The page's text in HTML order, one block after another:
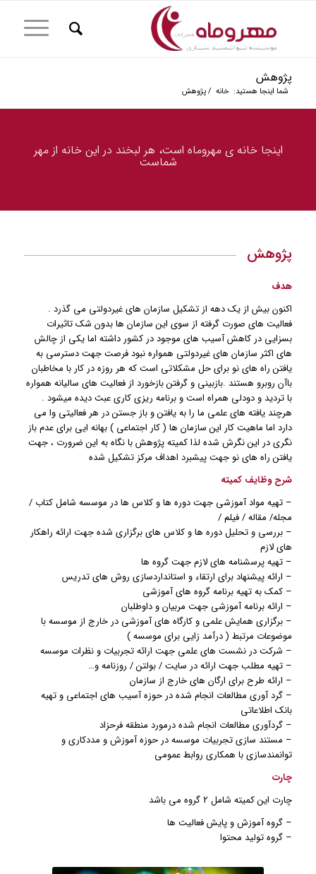
پژوهش
شما اینجا هستید: خانه / پژوهش
اینجا خانه ی مهروماه است، هر لبخند در این خانه از مهر
شماست
پژوهش
هدف
اکنون بیش از یک دهه از تشکیل سازمان های غیردولتی می گذرد .
فعالیت های صورت گرفته از سوی این سازمان ها بدون شک تاثیرات
بسزایی در کاهش آسیب های موجود در کشور داشته اما یکی از چالش
های اکثر سازمان های غیردولتی همواره نبود فرصت جهت دسترسی به
یافتن راه های نو برای حل مشکلاتی است که هر روزه در کار با مخاطبان
باآن روبرو هستند .بازبینی و گرفتن بازخورد از فعالیت های سالیانه همواره
با تردید و دودلی همراه است و برنامه ریزی کاری عبث دیده میشود .
هرچند یافته های علمی ما را به یافتن و باز جستن در هر فعالیتی وا می
دارد اما ماهیت کار این سازمان ها ( کار اجتماعی ) بهانه ایی برای عدم باز
نگری در این نگرش شده لذا کمیته پژوهش با نگاه به این ضرورت ، جهت
یافتن راه های نو جهت پیشبرد اهداف مرکز تشکیل شده
شرح وظایف کمیته
– تهیه مواد آموزشی جهت دوره ها و کلاس ها در موسسه شامل کتاب /
مجله/ مقاله / فیلم /
– بررسی و تحلیل دوره ها و کلاس های برگزاری شده جهت ارائه راهکار
های لازم
– تهیه پرسشنامه های لازم جهت گروه ها
– ارائه پیشنهاد برای ارتقاء و استانداردسازی روش های تدریس
– کمک به تهیه برنامه گروه های آموزشی
– ارائه برنامه آموزشی جهت مربیان و داوطلبان
– برگزاری همایش علمی و کارگاه های آموزشی در خارج از موسسه با
موضوعات مرتبط ( درآمد زایی برای موسسه )
– شرکت در نشست های علمی جهت ارائه تجربیات و نظرات موسسه
– تهیه مطلب جهت ارائه در سایت / بولتن / روزنامه و…
– ارائه طرح برای ارگان های خارج از سازمان
– گرد آوری مطالعات انجام شده در حوزه آسیب های اجتماعی و تهیه
بانک اطلاعاتی
– گردآوری مطالعات انجام شده درمورد منطقه فرحزاد
– مستند سازی تجربیات موسسه در حوزه آموزش و مددکاری و
توانمندسازی با همکاری روابط عمومی
چارت
چارت این کمیته شامل 2 گروه می باشد
– گروه آموزش و پایش فعالیت ها
– گروه تولید محتوا